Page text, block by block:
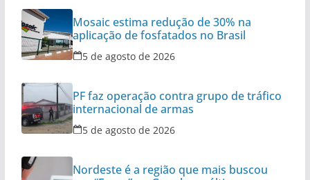
Mosaic estima redução de 30% na
aplicação de fosfatados no Brasil
5 de agosto de 2026
PF faz operação contra grupo de tráfico
internacional de armas
5 de agosto de 2026
Nordeste é a região que mais buscou